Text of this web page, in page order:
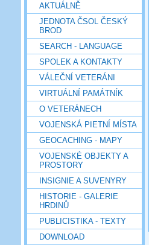
AKTUÁLNĚ
JEDNOTA ČSOL ČESKÝ
BROD
SEARCH - LANGUAGE
SPOLEK A KONTAKTY
VÁLEČNÍ VETERÁNI
VIRTUÁLNÍ PAMÁTNÍK
O VETERÁNECH
VOJENSKÁ PIETNÍ MÍSTA
GEOCACHING - MAPY
VOJENSKÉ OBJEKTY A
PROSTORY
INSIGNIE A SUVENYRY
HISTORIE - GALERIE
HRDINŮ
PUBLICISTIKA - TEXTY
DOWNLOAD